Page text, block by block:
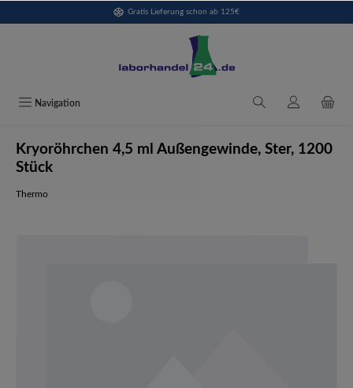
Gratis Lieferung schon ab 125€
Navigation
Kryoröhrchen 4,5 ml Außengewinde, Ster, 1200
Stück
Thermo